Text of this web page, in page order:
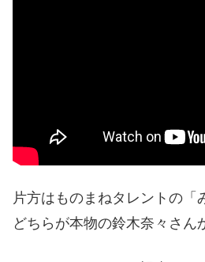
片方はものまねタレントの「
どちらが本物の鈴木奈々さん